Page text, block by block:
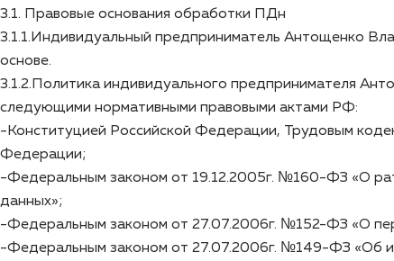
3.1. Правовые основания обработки ПДн
3.1.1.Индивидуальный предприниматель Антощенко
основе.
3.1.2.Политика индивидуального предпринимателя
следующими нормативными правовыми актами РФ:
-Конституцией Российской Федерации, Трудовым
Федерации;
-Федеральным законом от 19.12.2005г. №160-ФЗ «О
данных»;
-Федеральным законом от 27.07.2006г. №152-ФЗ «О
-Федеральным законом от 27.07.2006г. №149-ФЗ «Об